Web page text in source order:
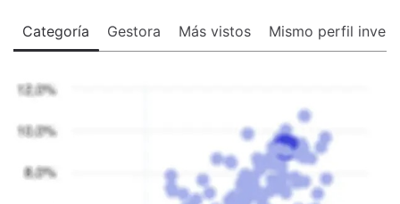
Categoría Gestora Más vistos Mismo perfil